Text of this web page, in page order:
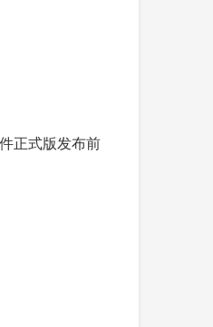
正式版发布前